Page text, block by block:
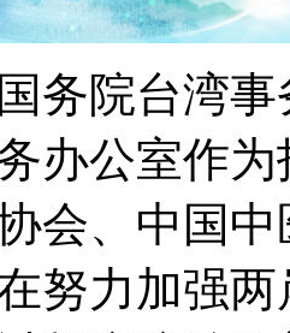
务院台湾
办公室作
会、中国
努力加强